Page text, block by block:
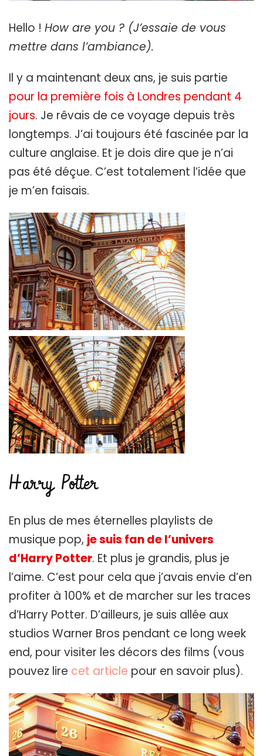
Hello ! How are you ? (J’essaie de vous
mettre dans l’ambiance).
Il y a maintenant deux ans, je suis partie
pour la première fois à Londres pendant 4
jours. Je rêvais de ce voyage depuis très
longtemps. J’ai toujours été fascinée par la
culture anglaise. Et je dois dire que je n’ai
pas été déçue. C’est totalement l’idée que
je m’en faisais.
Harry Potter
En plus de mes éternelles playlists de
musique pop, je suis fan de l’univers
d’Harry Potter. Et plus je grandis, plus je
l’aime. C’est pour cela que j’avais envie d’en
profiter à 100% et de marcher sur les traces
d’Harry Potter. D’ailleurs, je suis allée aux
studios Warner Bros pendant ce long week
end, pour visiter les décors des films (vous
pouvez lire cet article pour en savoir plus).